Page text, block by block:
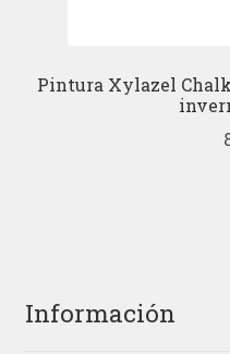
Pintura Xylazel
Información